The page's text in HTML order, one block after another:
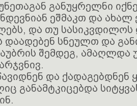
განუყრელნი
ეშმაკთ და ახალ
და თუ
დაადებენ სნეულთ და
შემდეგ,
და
განამტკიცებდა